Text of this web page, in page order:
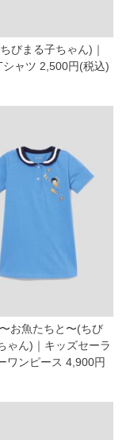
びまる子ちゃん)｜
シャツ 2,500円(税込)
お魚たちと〜(ちび
ゃん)｜キッズセーラ
ワンピース 4,900円